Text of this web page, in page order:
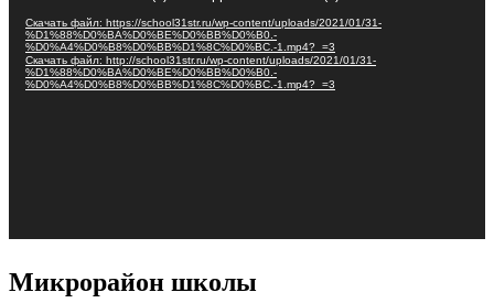
Скачать файл: https://school31str.ru/wp-content/uploads/2021/01/31-
%D1%88%D0%BA%D0%BE%D0%BB%D0%B0.-
%D0%A4%D0%B8%D0%BB%D1%8C%D0%BC.-1.mp4?_=3
Скачать файл: http://school31str.ru/wp-content/uploads/2021/01/31-
%D1%88%D0%BA%D0%BE%D0%BB%D0%B0.-
%D0%A4%D0%B8%D0%BB%D1%8C%D0%BC.-1.mp4?_=3
Микрорайон школы